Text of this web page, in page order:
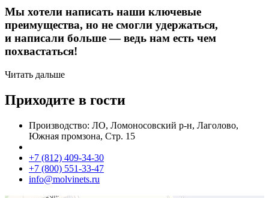
Мы хотели написать наши ключевые
преимущества, но не смогли удержаться,
и написали больше — ведь нам есть чем
похвастаться!
Читать дальше
Приходите в гости
Производство: ЛО, Ломоносовский р-н, Лаголово,
Южная промзона, Стр. 15
+7 (812) 409-34-30
+7 (800) 551-33-47
info@molvinets.ru